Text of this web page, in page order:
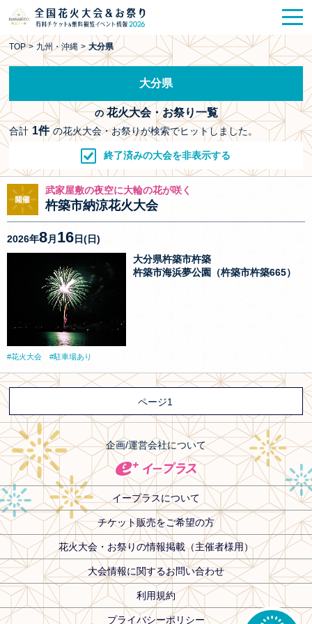
花火大会
HANABITO の道
ポスター一覧
今週末開催花火・祭一覧
TOP > 九州・沖縄 > 大分県
大分県
の花火大会・お祭り一覧
合計 1件 の花火大会・お祭りが検索でヒットしました。
終了済みの大会を非表示する
武家屋敷の夜空に大輪の花が咲く
杵築市納涼花火大会
2026年8月 16日(日)
大分県杵築市杵築
杵築市海浜夢公園（杵築市杵築665）
花火大会 駐車場あり
ページ1
企画/運営会社について
イープラスについて
チケット販売をご希望の方
花火大会・お祭りの情報掲載（主催者様用）
大会情報に関するお問い合わせ
利用規約
プライバシーポリシー